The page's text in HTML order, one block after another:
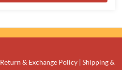
Return & Exchange Policy | Shipping &